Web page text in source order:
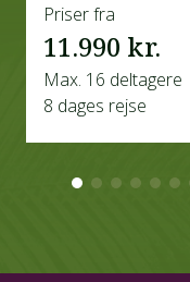
Priser fra
11.990 kr.
Max. 16 deltagere
8 dages rejse